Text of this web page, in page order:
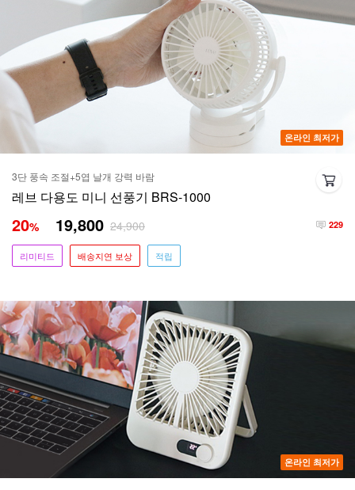
온라인 최저가
3단 풍속 조절+5엽 날개 강력 바람
레브 다용도 미니 선풍기 BRS-1000
229
20% 19,800 24,900
리미티드 배송지연 보상 적립
온라인 최저가